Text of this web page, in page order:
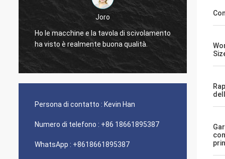
Joro
Ho le macchine e la tavola di scivolamento
ha visto è realmente buona qualità.
Persona di contatto : Kevin Han
Numero di telefono : +86 18661895387
WhatsApp : +8618661895387